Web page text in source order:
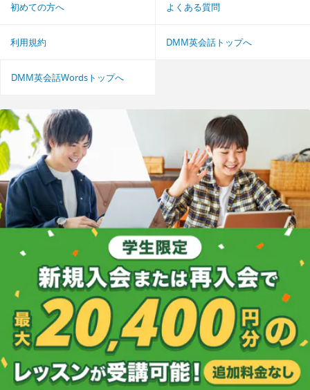
初めての方へ よくある質問
利用規約 DMM英会話トップへ
DMM英会話Wordsトップへ